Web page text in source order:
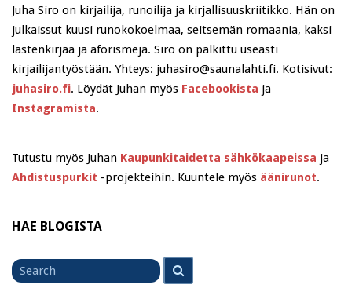
Juha Siro on kirjailija, runoilija ja kirjallisuuskriitikko. Hän on
julkaissut kuusi runokokoelmaa, seitsemän romaania, kaksi
lastenkirjaa ja aforismeja. Siro on palkittu useasti
kirjailijantyöstään. Yhteys: juhasiro@saunalahti.fi. Kotisivut:
juhasiro.fi. Löydät Juhan myös Facebookista ja
Instagramista.
Tutustu myös Juhan Kaupunkitaidetta sähkökaapeissa ja
Ahdistuspurkit -projekteihin. Kuuntele myös äänirunot.
HAE BLOGISTA
Search
for